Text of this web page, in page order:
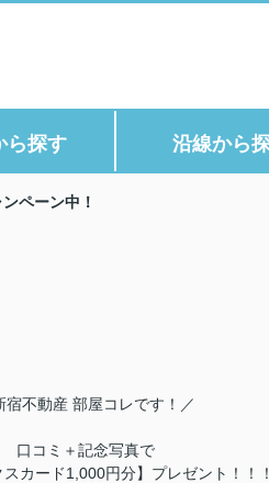
ら探す 沿線から
ペーン中！
宿不動産 部屋コレです！／
口コミ＋記念写真で
スカード1,000円分】プレゼント！！！